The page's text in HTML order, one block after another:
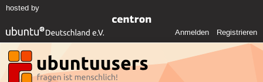
hosted by
Anmelden Registrieren